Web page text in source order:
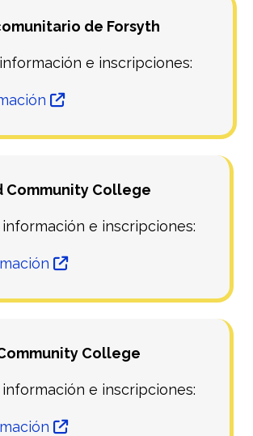
de Forsyth
e inscripciones:
Community College
información e inscripciones:
College
información e inscripciones: